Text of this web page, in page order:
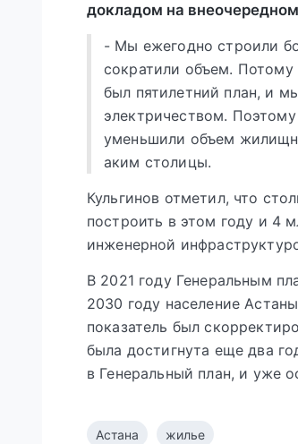
докладом на
- Мы ежегодно строили
сократили объем. Потому
был пятилетний план, и
электричеством.
уменьшили объем
аким столицы.
Кульгинов отметил, что
построить в этом году и 4
инженерной
В 2021 году Генеральным
2030 году население
показатель был
была достигнута еще два
в Генеральный план, и уже
Астана жилье